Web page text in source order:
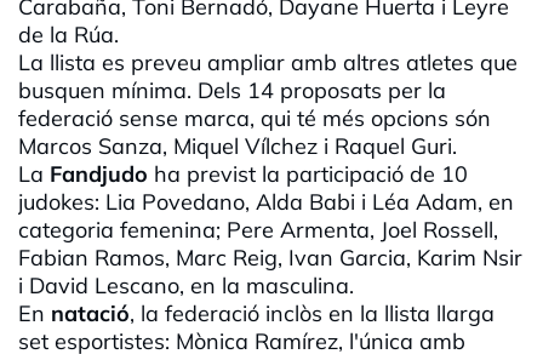
Carabaña, Toni Bernadó, Dayane Huerta i Leyre
de la Rúa.
La llista es preveu ampliar amb altres atletes que
busquen mínima. Dels 14 proposats per la
federació sense marca, qui té més opcions són
Marcos Sanza, Miquel Vílchez i Raquel Guri.
La Fandjudo ha previst la participació de 10
judokes: Lia Povedano, Alda Babi i Léa Adam, en
categoria femenina; Pere Armenta, Joel Rossell,
Fabian Ramos, Marc Reig, Ivan Garcia, Karim Nsir
i David Lescano, en la masculina.
En natació, la federació inclòs en la llista llarga
set esportistes: Mònica Ramírez, l'única amb